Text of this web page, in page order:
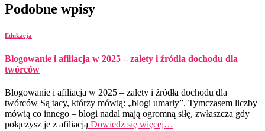
Podobne wpisy
Edukacja
Blogowanie i afiliacja w 2025 – zalety i źródła dochodu dla
twórców
Blogowanie i afiliacja w 2025 – zalety i źródła dochodu dla
twórców Są tacy, którzy mówią: „blogi umarły”. Tymczasem liczby
mówią co innego – blogi nadal mają ogromną siłę, zwłaszcza gdy
połączysz je z afiliacją Dowiedz się więcej…